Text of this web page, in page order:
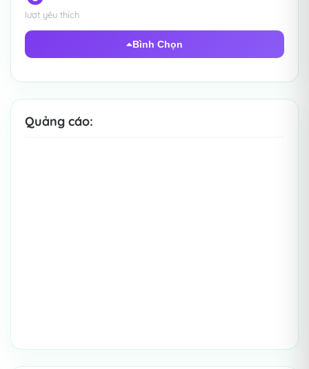
100% có thể chỉnh sửa và dễ dàng
sửa đổi theo ý thích
lượt yêu thích
Bình Chọn
Quảng cáo: